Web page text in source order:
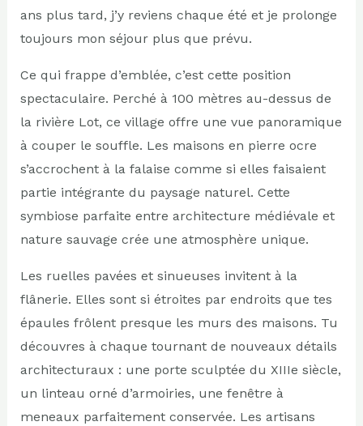
ans plus tard, j’y reviens chaque été et je prolonge
toujours mon séjour plus que prévu.
Ce qui frappe d’emblée, c’est cette position
spectaculaire. Perché à 100 mètres au-dessus de
la rivière Lot, ce village offre une vue panoramique
à couper le souffle. Les maisons en pierre ocre
s’accrochent à la falaise comme si elles faisaient
partie intégrante du paysage naturel. Cette
symbiose parfaite entre architecture médiévale et
nature sauvage crée une atmosphère unique.
Les ruelles pavées et sinueuses invitent à la
flânerie. Elles sont si étroites par endroits que tes
épaules frôlent presque les murs des maisons. Tu
découvres à chaque tournant de nouveaux détails
architecturaux : une porte sculptée du XIIIe siècle,
un linteau orné d’armoiries, une fenêtre à
meneaux parfaitement conservée. Les artisans